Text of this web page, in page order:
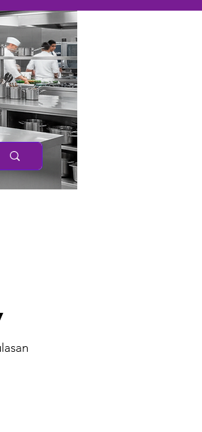
dari lima bintang berdasarkan 5 ulasan